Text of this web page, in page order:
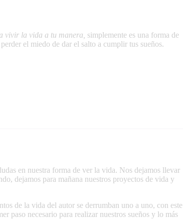
vivir la vida a tu manera, simplemente es una forma de
el miedo de dar el salto a cumplir tus sueños.
en nuestra forma de ver la vida. Nos dejamos llevar
dejamos para mañana nuestros proyectos de vida y
de la vida del autor se derrumban uno a uno, con este
paso necesario para realizar nuestros sueños y lo más